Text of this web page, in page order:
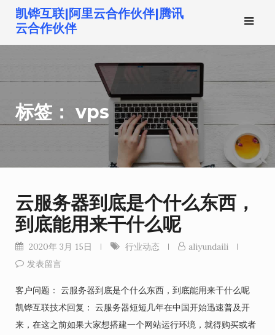
到
凯铧互联|阿里云合作伙伴|腾讯
云合作伙伴
标签： vps
云服务器到底是个什么东西，
到底能用来干什么呢
2020年 3月 15日 行业动态
aliyundaili
发表留言
客户问题： 云服务器到底是个什么东西，到底能用来干什么呢
凯铧互联技术回复： 云服务器短短几年在中国开始迅速普及开
来，在这之前如果大家想搭建一个网站运行环境，就得购买或者